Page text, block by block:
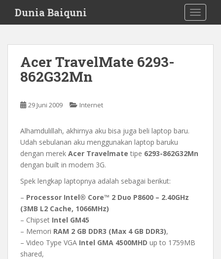
i
Dunia Baiquni
Acer TravelMate 6293-
862G32Mn
29 Juni 2009 Internet
Alhamdulillah, akhirnya aku bisa juga beli laptop baru.
Udah sebulanan aku menggunakan laptop baruku
dengan merek Acer Travelmate tipe 6293-862G32Mn
dengan built in modem 3G.
Spek lengkap laptopnya adalah sebagai berikut:
– Processor Intel® Core™ 2 Duo P8600 – 2.40GHz
(3MB L2 Cache, 1066MHz)
– Chipset Intel GM45
– Memori RAM 2 GB DDR3 (Max 4 GB DDR3),
– Video Type VGA Intel GMA 4500MHD up to 1759MB
shared,